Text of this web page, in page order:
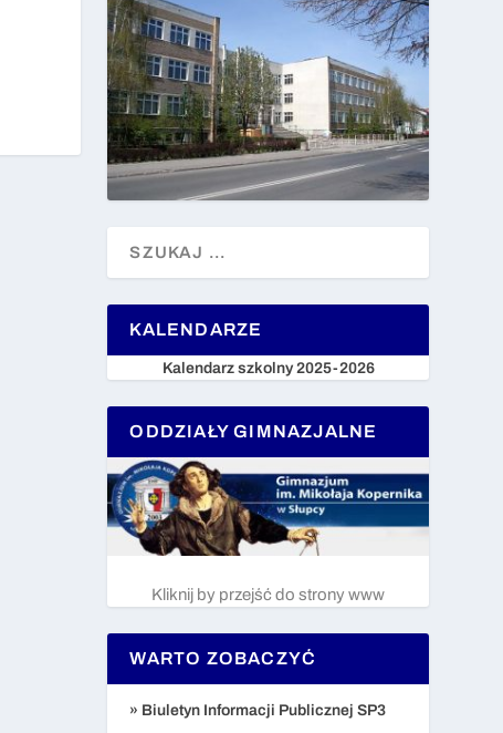
KALENDARZE
Kalendarz szkolny 2025-2026
ODDZIAŁY GIMNAZJALNE
Kliknij by przejść do strony www
WARTO ZOBACZYĆ
» Biuletyn Informacji Publicznej SP3